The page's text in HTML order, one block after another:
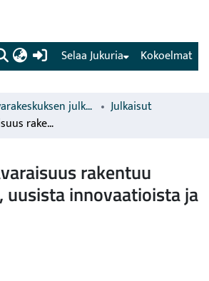
(current) Kokoelmat
Selaa Jukuria
Luonnonvarakeskuksen julkaisut
Julkaisut
Valkuaisomavaraisuus rakentuu osaamisesta, uusista innovaatioista ja yhteistyöstä
rakentuu
uusista innovaatioista ja